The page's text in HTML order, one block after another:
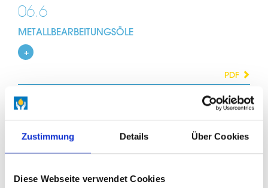
Zustimmung Details Über Cookies
Diese Webseite verwendet Cookies
06.6
METALLBEARBEITUNGSÖLE
PDF
06.7
GLEITBAHN-, TRANSFORMATOREN-, WÄRMETRÄGER-
UND GASMOTORENÖLE